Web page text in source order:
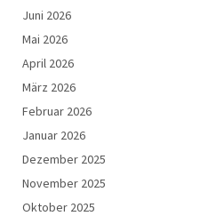
Juni 2026
Mai 2026
April 2026
März 2026
Februar 2026
Januar 2026
Dezember 2025
November 2025
Oktober 2025